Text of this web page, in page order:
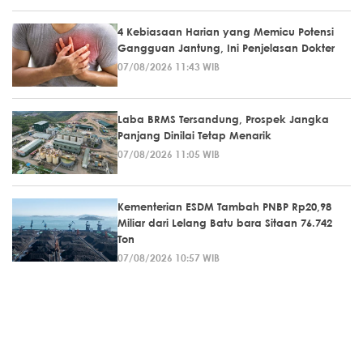
4 Kebiasaan Harian yang Memicu Potensi
Gangguan Jantung, Ini Penjelasan Dokter
07/08/2026 11:43 WIB
Laba BRMS Tersandung, Prospek Jangka
Panjang Dinilai Tetap Menarik
07/08/2026 11:05 WIB
Kementerian ESDM Tambah PNBP Rp20,98
Miliar dari Lelang Batu bara Sitaan 76.742
Ton
07/08/2026 10:57 WIB